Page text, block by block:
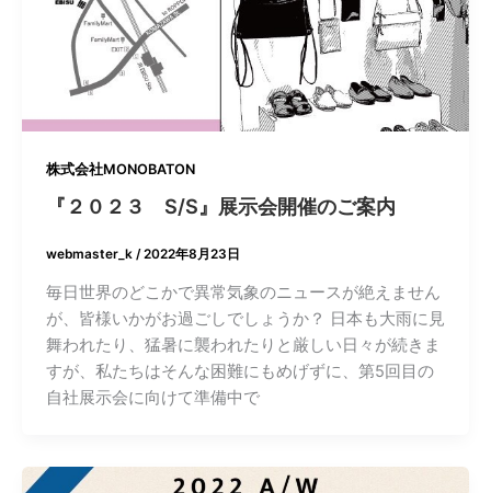
株式会社MONOBATON
『２０２３ S/S』展示会開催のご案内
webmaster_k/2022年8月23日
毎日世界のどこかで異常気象のニュースが絶えません
が、皆様いかがお過ごしでしょうか？ 日本も大雨に見
舞われたり、猛暑に襲われたりと厳しい日々が続きま
すが、私たちはそんな困難にもめげずに、第5回目の
自社展示会に向けて準備中で